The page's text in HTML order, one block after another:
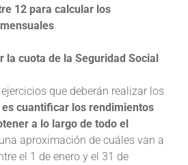
12 para calcular los
.
la cuota de la Seguridad Social
que deberán realizar los
es cuantificar los rendimientos
a lo largo de todo el
una aproximación de cuáles van a
el 1 de enero y el 31 de